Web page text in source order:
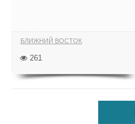
БЛИЖНИЙ ВОСТОК
261